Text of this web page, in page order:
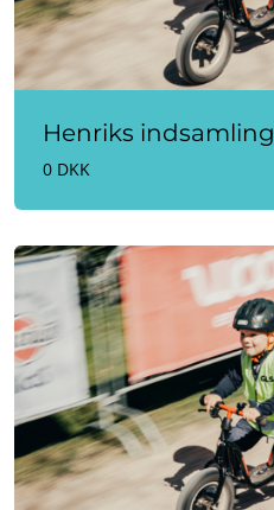
Henriks indsamling
0 DKK